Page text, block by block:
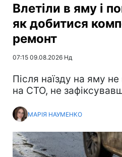
Влетіли в яму і
як добитися
ремонт
07:15 09.08.2026 Нд
Після наїзду на яму не
на СТО, не
МАРІЯ НАУМЕНКО